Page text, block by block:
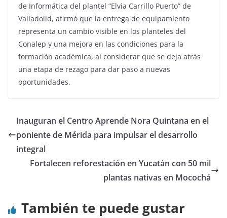
de Informática del plantel “Elvia Carrillo Puerto” de
Valladolid, afirmó que la entrega de equipamiento
representa un cambio visible en los planteles del
Conalep y una mejora en las condiciones para la
formación académica, al considerar que se deja atrás
una etapa de rezago para dar paso a nuevas
oportunidades.
Inauguran el Centro Aprende Nora Quintana en el
poniente de Mérida para impulsar el desarrollo
integral
Fortalecen reforestación en Yucatán con 50 mil
plantas nativas en Mocochá
También te puede gustar